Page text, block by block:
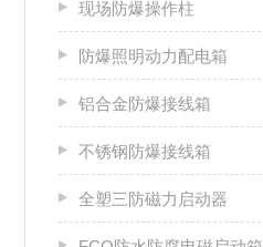
现场防爆操作柱
防爆照明动力配电箱
铝合金防爆接线箱
不锈钢防爆接线箱
全塑三防磁力启动器